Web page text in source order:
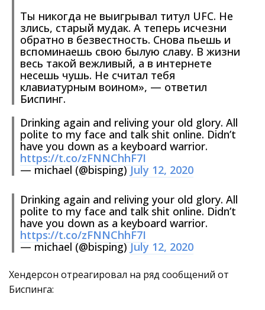
Ты никогда не выигрывал титул UFC. Не
злись, старый мудак. А теперь исчезни
обратно в безвестность. Снова пьешь и
вспоминаешь свою былую славу. В жизни
весь такой вежливый, а в интернете
несешь чушь. Не считал тебя
клавиатурным воином», — ответил
Биспинг.
Drinking again and reliving your old glory. All
polite to my face and talk shit online. Didn’t
have you down as a keyboard warrior.
https://t.co/zFNNChhF7I
— michael (@bisping)July 12, 2020
Drinking again and reliving your old glory. All
polite to my face and talk shit online. Didn’t
have you down as a keyboard warrior.
https://t.co/zFNNChhF7I
— michael (@bisping)July 12, 2020
Хендерсон отреагировал на ряд сообщений от
Биспинга: